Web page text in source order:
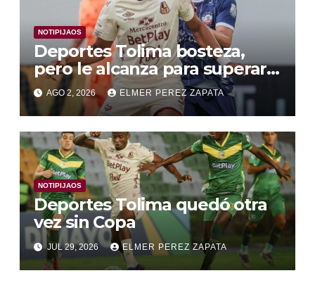
NOTIPIJAOS
Deportes Tolima bosteza,
pero le alcanza para superar a
Alianza Valledupar 2 A 1
AGO 2, 2026 ELMER PEREZ ZAPATA
NOTIPIJAOS
Deportes Tolima quedó otra
vez sin Copa
JUL 29, 2026 ELMER PEREZ ZAPATA